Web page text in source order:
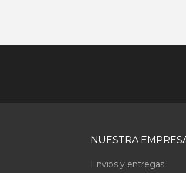
NUESTRA
Envios y entregas